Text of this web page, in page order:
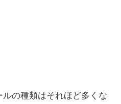
の種類はそれほど多くな